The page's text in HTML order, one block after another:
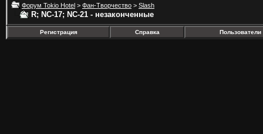
Форум Tokio Hotel > Фан-Творчество > Slash
R; NC-17; NC-21 - незаконченные
Регистрация Справка Пользователи